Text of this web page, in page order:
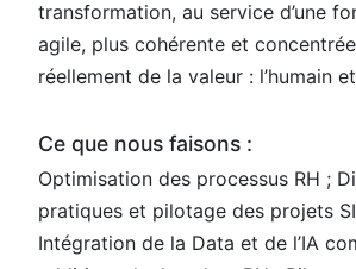
transformation, au service d’une
agile, plus cohérente et
réellement de la valeur : l’humain
Ce que nous faisons :
Optimisation des processus RH ;
pratiques et pilotage des projets
Intégration de la Data et de l’IA